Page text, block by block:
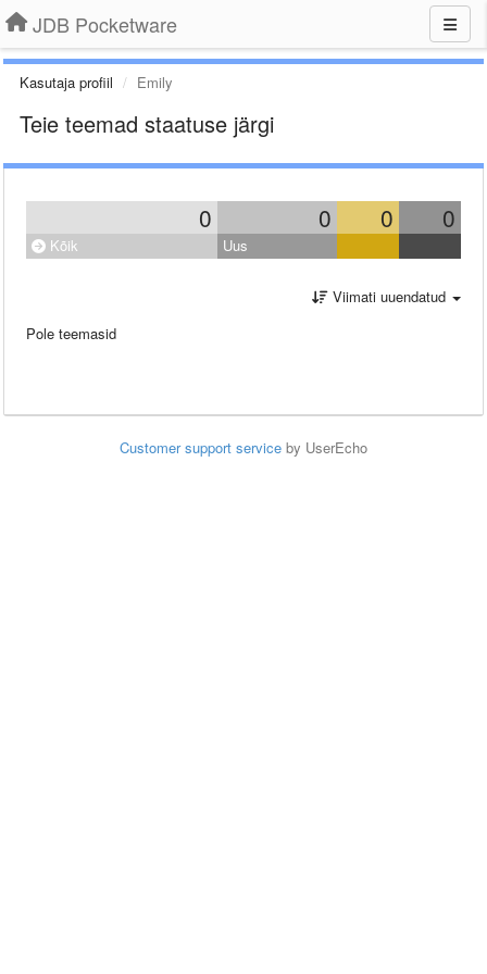
JDB Pocketware
Kasutaja profiil Emily
Teie teemad staatuse järgi
0 0 0 0
Kõik Uus
Viimati uuendatud
Pole teemasid
Customer support service by UserEcho